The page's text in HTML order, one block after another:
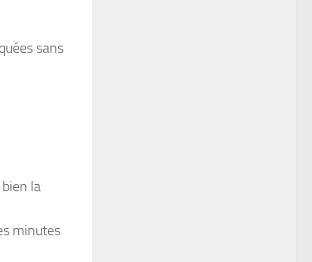
sans
la
minutes